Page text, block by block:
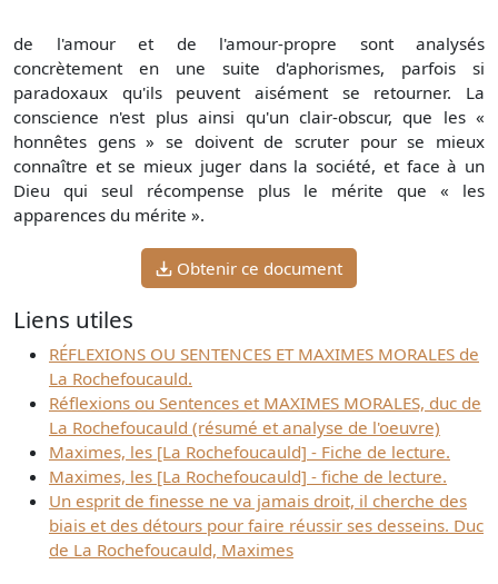
de l'amour et de l'amour-propre sont analysés
concrètement en une suite d'aphorismes, parfois si
paradoxaux qu'ils peuvent aisément se retourner. La
conscience n'est plus ainsi qu'un clair-obscur, que les «
honnêtes gens » se doivent de scruter pour se mieux
connaître et se mieux juger dans la société, et face à un
Dieu qui seul récompense plus le mérite que « les
apparences du mérite ».
Obtenir ce document
Liens utiles
RÉFLEXIONS OU SENTENCES ET MAXIMES MORALES de
La Rochefoucauld.
Réflexions ou Sentences et MAXIMES MORALES, duc de
La Rochefoucauld (résumé et analyse de l'oeuvre)
Maximes, les [La Rochefoucauld] - Fiche de lecture.
Maximes, les [La Rochefoucauld] - fiche de lecture.
Un esprit de finesse ne va jamais droit, il cherche des
biais et des détours pour faire réussir ses desseins. Duc
de La Rochefoucauld, Maximes